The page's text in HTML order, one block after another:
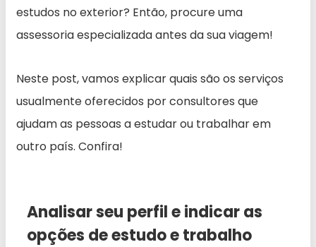
estudos no exterior? Então, procure uma
assessoria especializada antes da sua viagem!
Neste post, vamos explicar quais são os serviços
usualmente oferecidos por consultores que
ajudam as pessoas a estudar ou trabalhar em
outro país. Confira!
Analisar seu perfil e indicar as
opções de estudo e trabalho